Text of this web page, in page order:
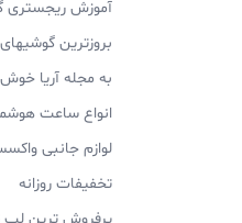
آموزش ریجستری
بروزترین گوشیهای
به مجله آریا
انواع ساعت
لوازم جانبی
تخفیفات روزانه